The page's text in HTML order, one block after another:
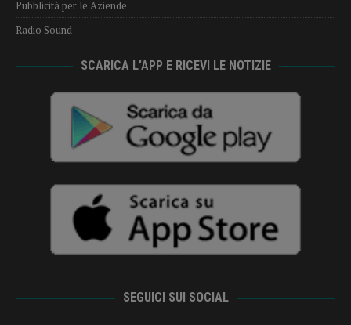
Pubblicità per le Aziende
Radio Sound
SCARICA L’APP E RICEVI LE NOTIZIE
SEGUICI SUI SOCIAL